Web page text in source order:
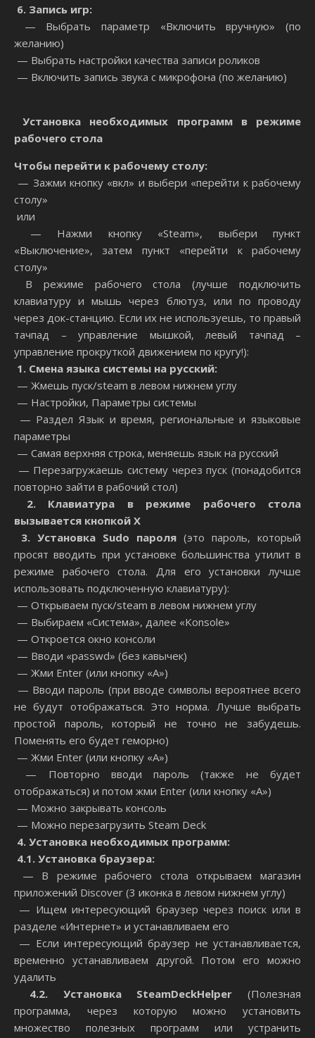
6. Запись игр:
— Выбрать параметр «Включить вручную» (по
желанию)
— Выбрать настройки качества записи роликов
— Включить запись звука с микрофона (по желанию)
Установка необходимых программ в режиме
рабочего стола
Чтобы перейти к рабочему столу:
— Зажми кнопку «вкл» и выбери «перейти к рабочему
столу»
или
— Нажми кнопку «Steam», выбери пункт
«Выключение», затем пункт «перейти к рабочему
столу»
В режиме рабочего стола (лучше подключить
клавиатуру и мышь через блютуз, или по проводу
через док-станцию. Если их не используешь, то правый
тачпад – управление мышкой, левый тачпад –
управление прокруткой движением по кругу!):
1. Смена языка системы на русский:
— Жмешь пуск/steam в левом нижнем углу
— Настройки, Параметры системы
— Раздел Язык и время, региональные и языковые
параметры
— Самая верхняя строка, меняешь язык на русский
— Перезагружаешь систему через пуск (понадобится
повторно зайти в рабочий стол)
2. Клавиатура в режиме рабочего стола
вызывается кнопкой Х
3. Установка Sudo пароля (это пароль, который
просят вводить при установке большинства утилит в
режиме рабочего стола. Для его установки лучше
использовать подключенную клавиатуру):
— Открываем пуск/steam в левом нижнем углу
— Выбираем «Система», далее «Konsole»
— Откроется окно консоли
— Вводи «passwd» (без кавычек)
— Жми Enter (или кнопку «А»)
— Вводи пароль (при вводе символы вероятнее всего
не будут отображаться. Это норма. Лучше выбрать
простой пароль, который не точно не забудешь.
Поменять его будет геморно)
— Жми Enter (или кнопку «А»)
— Повторно вводи пароль (также не будет
отображаться) и потом жми Enter (или кнопку «А»)
— Можно закрывать консоль
— Можно перезагрузить Steam Deck
4. Установка необходимых программ:
4.1. Установка браузера:
— В режиме рабочего стола открываем магазин
приложений Discover (3 иконка в левом нижнем углу)
— Ищем интересующий браузер через поиск или в
разделе «Интернет» и устанавливаем его
— Если интересующий браузер не устанавливается,
временно устанавливаем другой. Потом его можно
удалить
4.2. Установка SteamDeckHelper (Полезная
программа, через которую можно установить
множество полезных программ или устранить